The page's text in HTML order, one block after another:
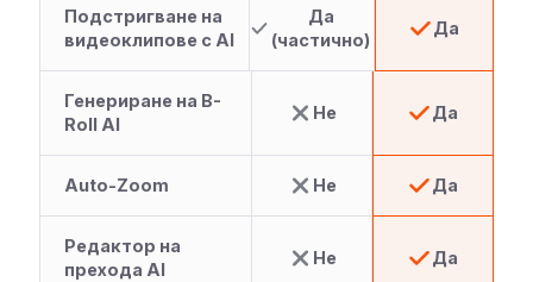
Подстригване на
видеоклипове с AI
Да
(частично)
Да
Генериране на B-
Roll AI
Не Да
Auto-Zoom Не Да
Редактор на
прехода AI
Не Да